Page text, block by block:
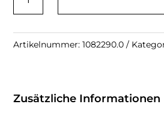
Artikelnummer:1082290.0
Zusätzliche Informationen